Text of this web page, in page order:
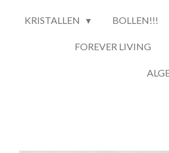
KRISTALLEN BOLLEN!!!
FOREVER LIVING